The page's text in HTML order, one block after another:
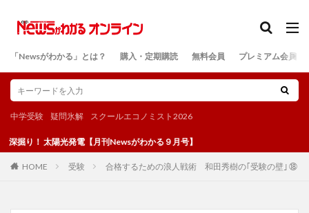
「Newsがわかる」とは？ 購入・定期購読 無料会員 プレミアム会員
中学受験 疑問氷解 スクールエコノミスト2026
！ 太陽光発電【月刊Newsがわかる９月号】
HOME 受験 合格するための浪人戦術 和田秀樹の｢受験の壁｣ ⑱
検索